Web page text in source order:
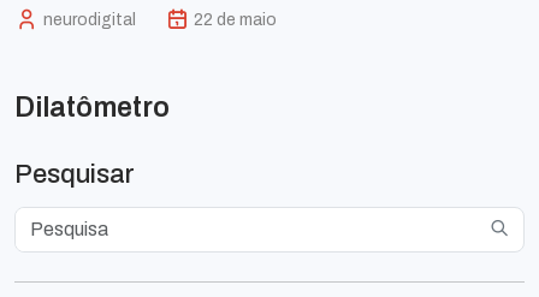
neurodigital 22 de maio
Dilatômetro
Pesquisar